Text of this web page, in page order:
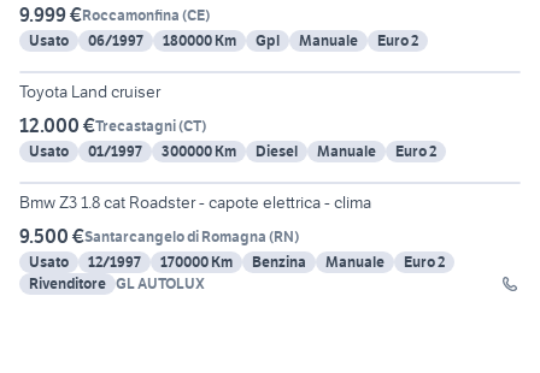
9.999 €Roccamonfina (CE)
Usato
06/1997 180000 Km Gpl Manuale Euro 2
Toyota Land cruiser
12.000 €Trecastagni(CT)
Usato
01/1997 300000 Km Diesel Manuale Euro 2
19
Bmw Z3 1.8 cat Roadster - capote elettrica - clima
9.500 €Santarcangelo di Romagna (RN)
Usato
12/1997 170000 Km Benzina Manuale
Euro 2
Rivenditore GL AUTOLUX